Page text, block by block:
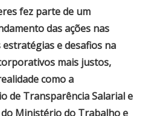
fez parte de um
das ações nas
e desafios na
mais justos,
como a
de Transparência Salarial e
Ministério do Trabalho e